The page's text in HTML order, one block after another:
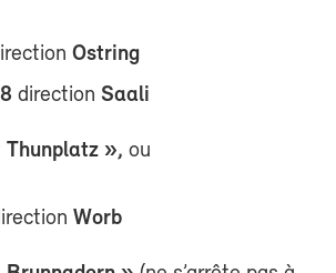
Ostring
direction Saali
Thunplatz », ou
Worb